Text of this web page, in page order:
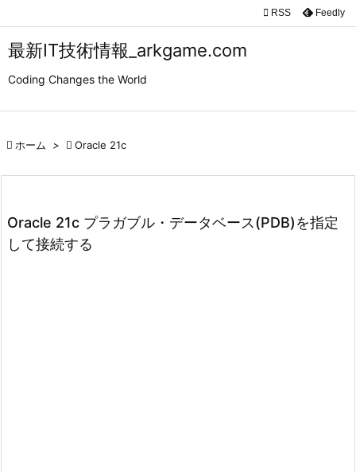
最新IT技術情報_arkgame.com
Coding Changes the World


検索
 RSS Feedly
 ホーム >  Oracle 21c
Oracle 21c プラガブル・データベース(PDB)を指定
して接続する